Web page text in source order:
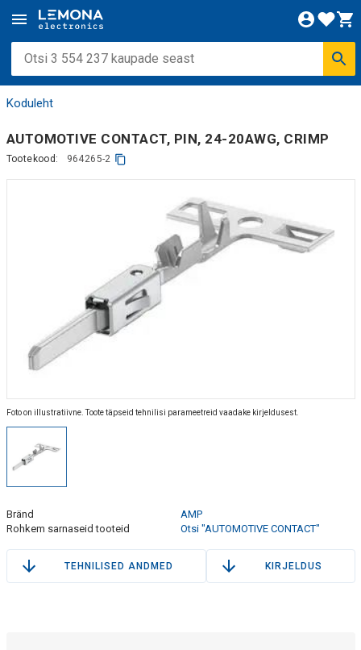
Koduleht
AUTOMOTIVE CONTACT, PIN, 24-20AWG, CRIMP
Tootekood: 964265-2
Foto on illustratiivne. Toote täpseid tehnilisi parameetreid vaadake kirjeldusest.
Bränd
AMP
Rohkem sarnaseid tooteid
Otsi "AUTOMOTIVE CONTACT"
TEHNILISED ANDMED KIRJELDUS